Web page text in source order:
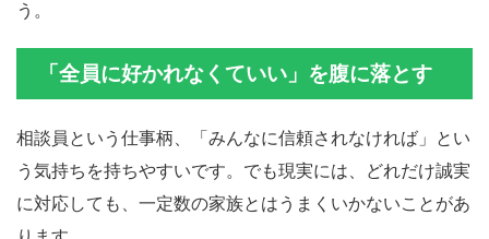
う。
「全員に好かれなくていい」を腹に落とす
相談員という仕事柄、「みんなに信頼されなければ」とい
う気持ちを持ちやすいです。でも現実には、どれだけ誠実
に対応しても、一定数の家族とはうまくいかないことがあ